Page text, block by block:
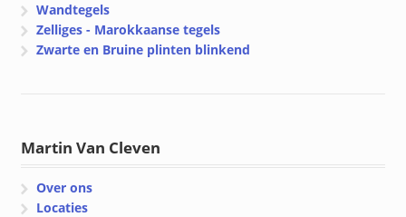
Wandtegels
Zelliges - Marokkaanse tegels
Zwarte en Bruine plinten blinkend
Martin Van Cleven
Over ons
Locaties